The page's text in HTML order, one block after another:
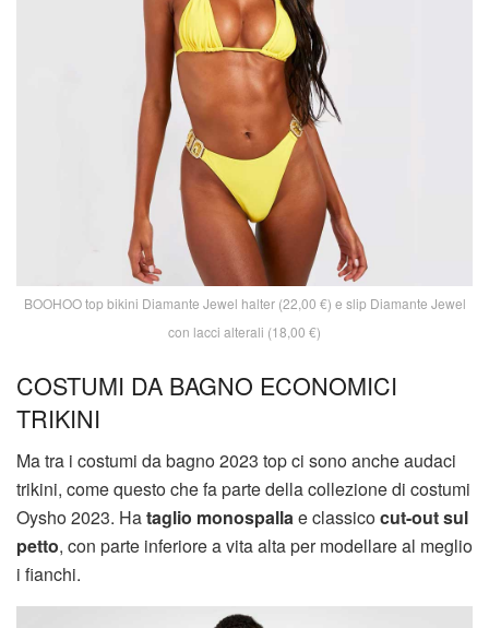
BOOHOO top bikini Diamante Jewel halter (22,00 €) e slip Diamante Jewel
con lacci alterali (18,00 €)
COSTUMI DA BAGNO ECONOMICI
TRIKINI
Ma tra i costumi da bagno 2023 top ci sono anche audaci
trikini, come questo che fa parte della collezione di costumi
Oysho 2023. Hataglio monospallae classicocut-out sul
petto, con parte inferiore a vita alta per modellare al meglio
i fianchi.